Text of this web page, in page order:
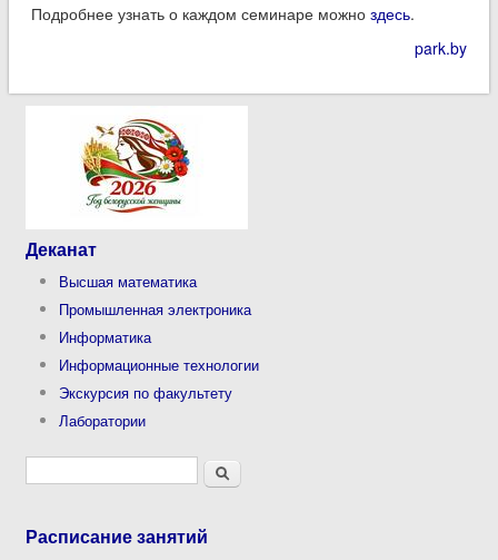
Подробнее узнать о каждом семинаре можно здесь.
park.by
Деканат
Высшая математика
Промышленная электроника
Информатика
Информационные технологии
Экскурсия по факультету
Лаборатории
Форма поискаПоиск
Расписание занятий